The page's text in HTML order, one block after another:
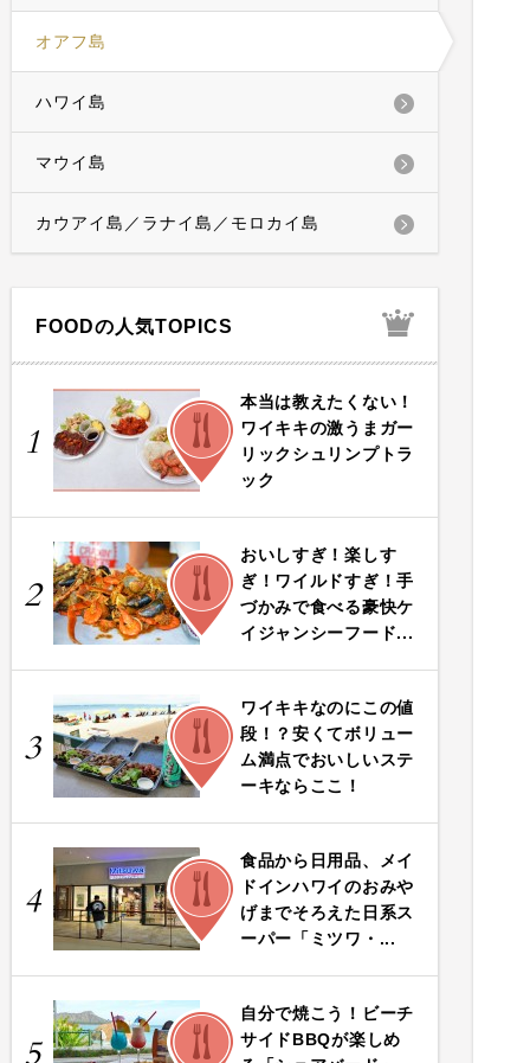
オアフ島
ハワイ島
マウイ島
カウアイ島／ラナイ島／モロカイ島
FOODの人気TOPICS
1
FOOD
本当は教えたくない！
ワイキキの激うまガー
リックシュリンプトラ
ック
2
FOOD
おいしすぎ！楽しす
ぎ！ワイルドすぎ！手
づかみで食べる豪快ケ
イジャンシーフード...
3
FOOD
ワイキキなのにこの値
段！？安くてボリュー
ム満点でおいしいステ
ーキならここ！
4
FOOD
食品から日用品、メイ
ドインハワイのおみや
げまでそろえた日系ス
ーパー「ミツワ・...
5
FOOD
自分で焼こう！ビーチ
サイドBBQが楽しめ